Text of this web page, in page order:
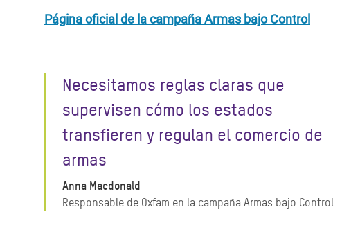
Página oficial de la campaña Armas bajo Control
Necesitamos reglas claras que
supervisen cómo los estados
transfieren y regulan el comercio de
armas
Anna Macdonald
Responsable de Oxfam en la campaña Armas bajo Control